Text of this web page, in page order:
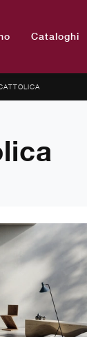
Cataloghi